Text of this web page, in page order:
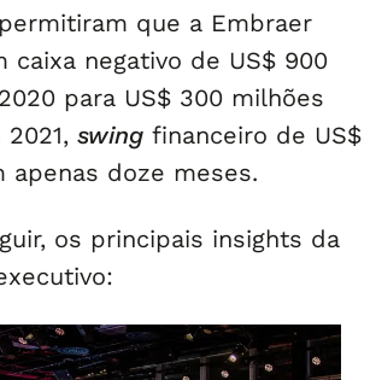
que a Embraer
caixa negativo de US$ 900
para US$ 300 milhões
swing financeiro de US$
apenas doze meses.
os principais insights da